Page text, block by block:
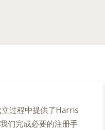
过程中提供了Harris
们完成必要的注册手